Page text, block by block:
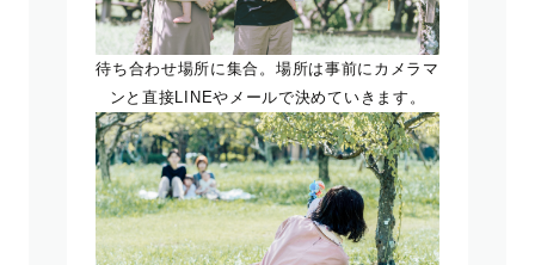
待ち合わせ場所に集合。場所は事前にカメラマ
ンと直接LINEやメールで決めていきます。